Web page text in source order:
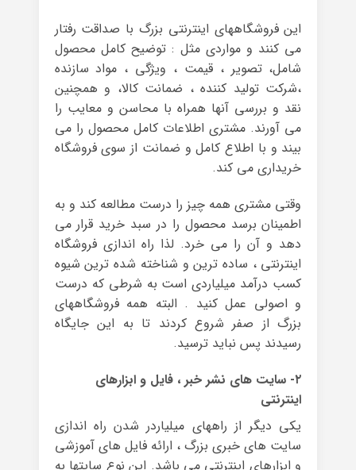
این فروشگاههای اینترنتی بزرگ با صداقت رفتار
می کنند و مواردی مثل : توضیح کامل محصول
شامل، تصویر ، قیمت ، ویژگی ، مواد سازنده
،شرکت تولید کننده ، ضمانت کالا، و همچنین
نقد و بررسی آنها همراه با محاسن و معایب را
می آورند. مشتری اطلاعات کامل محصول را می
بیند و با اطلاع کامل و ضمانت از سوی فروشگاه
خریداری می کند.
وقتی مشتری همه چیز را درست مطالعه کند و به
اطمینان برسد محصول را در سبد خرید قرار می
دهد و آن را می خرد. لذا راه اندازی فروشگاه
اینترنتی ، ساده ترین و شناخته شده ترین شیوه
کسب درآمد میلیاردی است به شرطی که درست
و اصولی عمل کنید . البته همه فروشگاههای
بزرگ از صفر شروع کردند تا به این جایگاه
رسیدند پس نباید ترسید.
۲- سایت های نشر خبر ، فایل و ابزارهای
اینترنتی
یکی دیگر از راههای میلیاردر شدن راه اندازی
سایت های خبری بزرگ ، ارائه فایل های آموزشی
و ابزارهای اینترنتی می باشد. این نوع سایتها به